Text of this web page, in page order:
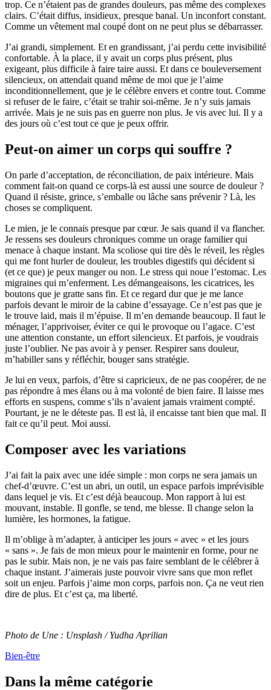
trop. Ce n’étaient pas de grandes douleurs, pas même des complexes
clairs. C’était diffus, insidieux, presque banal. Un inconfort constant.
Comme un vêtement mal coupé dont on ne peut plus se débarrasser.
J’ai grandi, simplement. Et en grandissant, j’ai perdu cette invisibilité
confortable. À la place, il y avait un corps plus présent, plus
exigeant, plus difficile à faire taire aussi. Et dans ce bouleversement
silencieux, on attendait quand même de moi que je l’aime
inconditionnellement, que je le célèbre envers et contre tout. Comme
si refuser de le faire, c’était se trahir soi-même. Je n’y suis jamais
arrivée. Mais je ne suis pas en guerre non plus. Je vis avec lui. Il y a
des jours où c’est tout ce que je peux offrir.
Peut-on aimer un corps qui souffre ?
On parle d’acceptation, de réconciliation, de paix intérieure. Mais
comment fait-on quand ce corps-là est aussi une source de douleur ?
Quand il résiste, grince, s’emballe ou lâche sans prévenir ? Là, les
choses se compliquent.
Le mien, je le connais presque par cœur. Je sais quand il va flancher.
Je ressens ses douleurs chroniques comme un orage familier qui
menace à chaque instant. Ma scoliose qui tire dès le réveil, les règles
qui me font hurler de douleur, les troubles digestifs qui décident si
(et ce que) je peux manger ou non. Le stress qui noue l’estomac. Les
migraines qui m’enferment. Les démangeaisons, les cicatrices, les
boutons que je gratte sans fin. Et ce regard dur que je me lance
parfois devant le miroir de la cabine d’essayage. Ce n’est pas que je
le trouve laid, mais il m’épuise. Il m’en demande beaucoup. Il faut le
ménager, l’apprivoiser, éviter ce qui le provoque ou l’agace. C’est
une attention constante, un effort silencieux. Et parfois, je voudrais
juste l’oublier. Ne pas avoir à y penser. Respirer sans douleur,
m’habiller sans y réfléchir, bouger sans stratégie.
Je lui en veux, parfois, d’être si capricieux, de ne pas coopérer, de ne
pas répondre à mes élans ou à ma volonté de bien faire. Il laisse mes
efforts en suspens, comme s’ils n’avaient jamais vraiment compté.
Pourtant, je ne le déteste pas. Il est là, il encaisse tant bien que mal. Il
fait ce qu’il peut. Moi aussi.
Composer avec les variations
J’ai fait la paix avec une idée simple : mon corps ne sera jamais un
chef-d’œuvre. C’est un abri, un outil, un espace parfois imprévisible
dans lequel je vis. Et c’est déjà beaucoup. Mon rapport à lui est
mouvant, instable. Il gonfle, se tend, me blesse. Il change selon la
lumière, les hormones, la fatigue.
Il m’oblige à m’adapter, à anticiper les jours « avec » et les jours
« sans ». Je fais de mon mieux pour le maintenir en forme, pour ne
pas le subir. Mais non, je ne vais pas faire semblant de le célébrer à
chaque instant. J’aimerais juste pouvoir vivre sans que mon reflet
soit un enjeu. Parfois j’aime mon corps, parfois non. Ça ne veut rien
dire de plus. Et c’est ça, ma liberté.
Photo de Une : Unsplash / Yudha Aprilian
Bien-être
Dans la même catégorie